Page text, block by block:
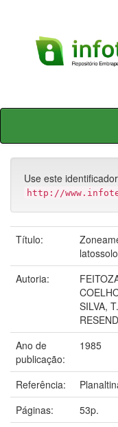
Skip
Use este
http://
Título:
Autoria:
SILVA,
Ano de
publicação:
1985
Referência:
Páginas:
53p.